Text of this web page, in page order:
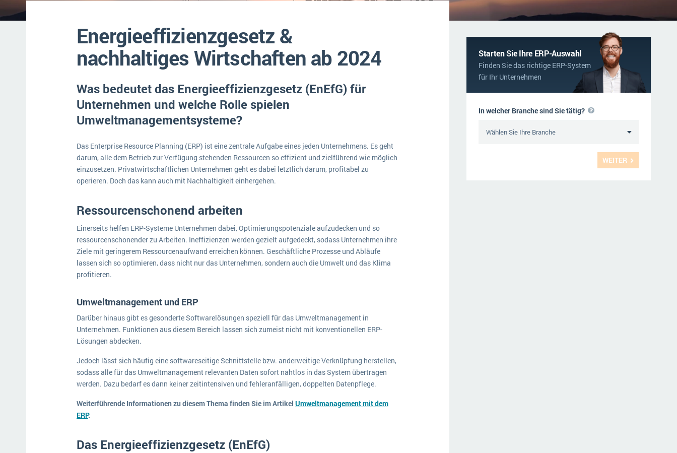
Service und Wartung
Produktion Immobilien
Textil und Mode
Versorgung
MEHR ÜBER ERP-SOFTWARE
ERP-Trends in der Produktion
NACHRICHTENARCHIV
Energieeffizienzgesetz &
nachhaltiges Wirtschaften ab 2024
Was bedeutet das Energieeffizienzgesetz (EnEfG) für
Unternehmen und welche Rolle spielen
Umweltmanagementsysteme?
Das Enterprise Resource Planning (ERP) ist eine zentrale Aufgabe eines jeden Unternehmens. Es geht
darum, alle dem Betrieb zur Verfügung stehenden Ressourcen so effizient und zielführend wie möglich
einzusetzen. Privatwirtschaftlichen Unternehmen geht es dabei letztlich darum, profitabel zu
operieren. Doch das kann auch mit Nachhaltigkeit einhergehen.
Ressourcenschonend arbeiten
Einerseits helfen ERP-Systeme Unternehmen dabei, Optimierungspotenziale aufzudecken und so
ressourcenschonender zu Arbeiten. Ineffizienzen werden gezielt aufgedeckt, sodass Unternehmen ihre
Ziele mit geringerem Ressourcenaufwand erreichen können. Geschäftliche Prozesse und Abläufe
lassen sich so optimieren, dass nicht nur das Unternehmen, sondern auch die Umwelt und das Klima
profitieren.
Umweltmanagement und ERP
Darüber hinaus gibt es gesonderte Softwarelösungen speziell für das Umweltmanagement in
Unternehmen. Funktionen aus diesem Bereich lassen sich zumeist nicht mit konventionellen ERP-
Lösungen abdecken.
Jedoch lässt sich häufig eine softwareseitige Schnittstelle bzw. anderweitige Verknüpfung herstellen,
sodass alle für das Umweltmanagement relevanten Daten sofort nahtlos in das System übertragen
werden. Dazu bedarf es dann keiner zeitintensiven und fehleranfälligen, doppelten Datenpflege.
Weiterführende Informationen zu diesem Thema finden Sie im Artikel Umweltmanagement mit dem
ERP.
Das Energieeffizienzgesetz (EnEfG)
Starten Sie Ihre ERP-Auswahl
Finden Sie das richtige ERP-System
für Ihr Unternehmen
WEITER
In welcher Branche sind Sie tätig?